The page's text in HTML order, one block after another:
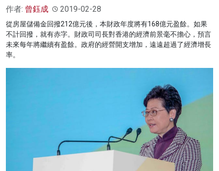
作者: 曾鈺成 2019-02-28
從房屋儲備金回撥212億元後，本財政年度將有168億元盈餘。如果
不計回撥，就有赤字。財政司司長對香港的經濟前景毫不擔心，預言
未來每年將繼續有盈餘。政府的經營開支增加，遠遠超過了經濟增長
率。